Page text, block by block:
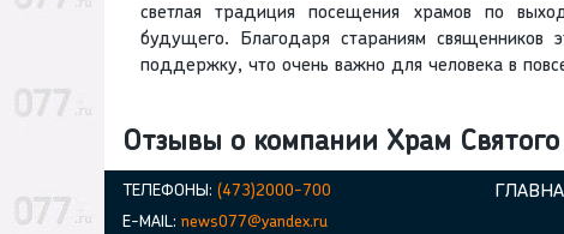
светлая традиция посещения храмов по
будущего. Благодаря стараниям
поддержку, что очень важно для человека в
Отзывы о компании Храм Святого
ТЕЛЕФОНЫ: (473)2000-700
E-MAIL: news077@yandex.ru